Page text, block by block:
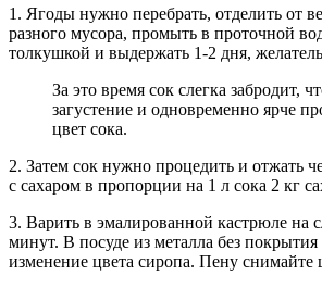
1. Ягоды нужно перебрать, отделить от
разного мусора, промыть в проточной
толкушкой и выдержать 1-2 дня,
За это время сок слегка забродит,
загустение и одновременно ярче
цвет сока.
2. Затем сок нужно процедить и отжать
с сахаром в пропорции на 1 л сока 2 кг
3. Варить в эмалированной кастрюле на
минут. В посуде из металла без
изменение цвета сиропа. Пену снимайте